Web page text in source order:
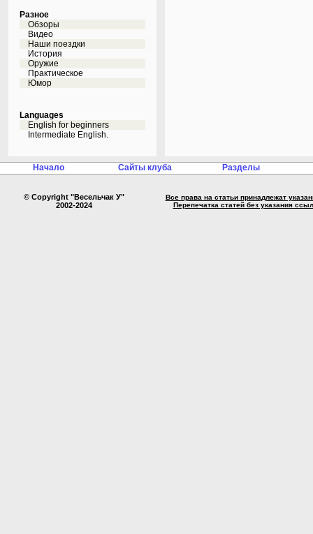
Разное
Обзоры
Видео
Наши поездки
История
Оружие
Практическое
Юмор
Languages
English for beginners
Intermediate English.
Начало Сайты клуба Разделы
© Copyright "Весельчак У"
2002-2024
Все права на статьи принадлежат
Перепечатка статей без указания